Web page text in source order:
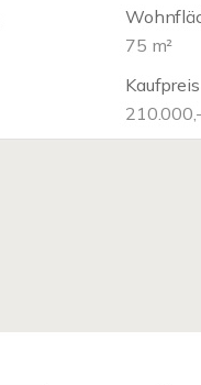
75 m²
Kaufpreis